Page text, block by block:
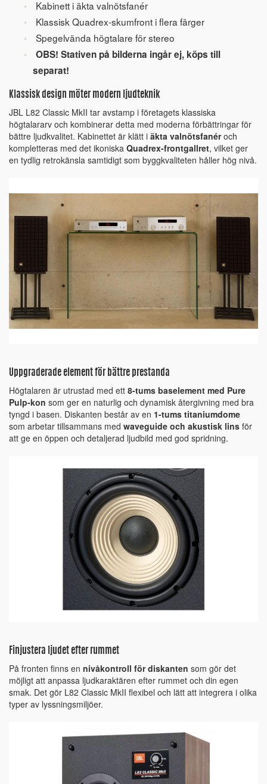
Kabinett i äkta valnötsfanér
Klassisk Quadrex-skumfront i flera färger
Spegelvända högtalare för stereo
OBS! Stativen på bilderna ingår ej, köps till
separat!
Klassisk design möter modern ljudteknik
JBL L82 Classic MkII tar avstamp i företagets klassiska
högtalararv och kombinerar detta med moderna förbättringar för
bättre ljudkvalitet. Kabinettet är klätt i äkta valnötsfanéroch
kompletteras med det ikoniska Quadrex-frontgallret, vilket ger
en tydlig retrokänsla samtidigt som byggkvaliteten håller hög nivå.
Uppgraderade element för bättre prestanda
Högtalaren är utrustad med ett 8-tums baselement med Pure
Pulp-kon som ger en naturlig och dynamisk återgivning med bra
tyngd i basen. Diskanten består av en 1-tums titaniumdome
som arbetar tillsammans med waveguide och akustisk lins för
att ge en öppen och detaljerad ljudbild med god spridning.
Finjustera ljudet efter rummet
På fronten finns en nivåkontroll för diskanten som gör det
möjligt att anpassa ljudkaraktären efter rummet och din egen
smak. Det gör L82 Classic MkII flexibel och lätt att integrera i olika
typer av lyssningsmiljöer.